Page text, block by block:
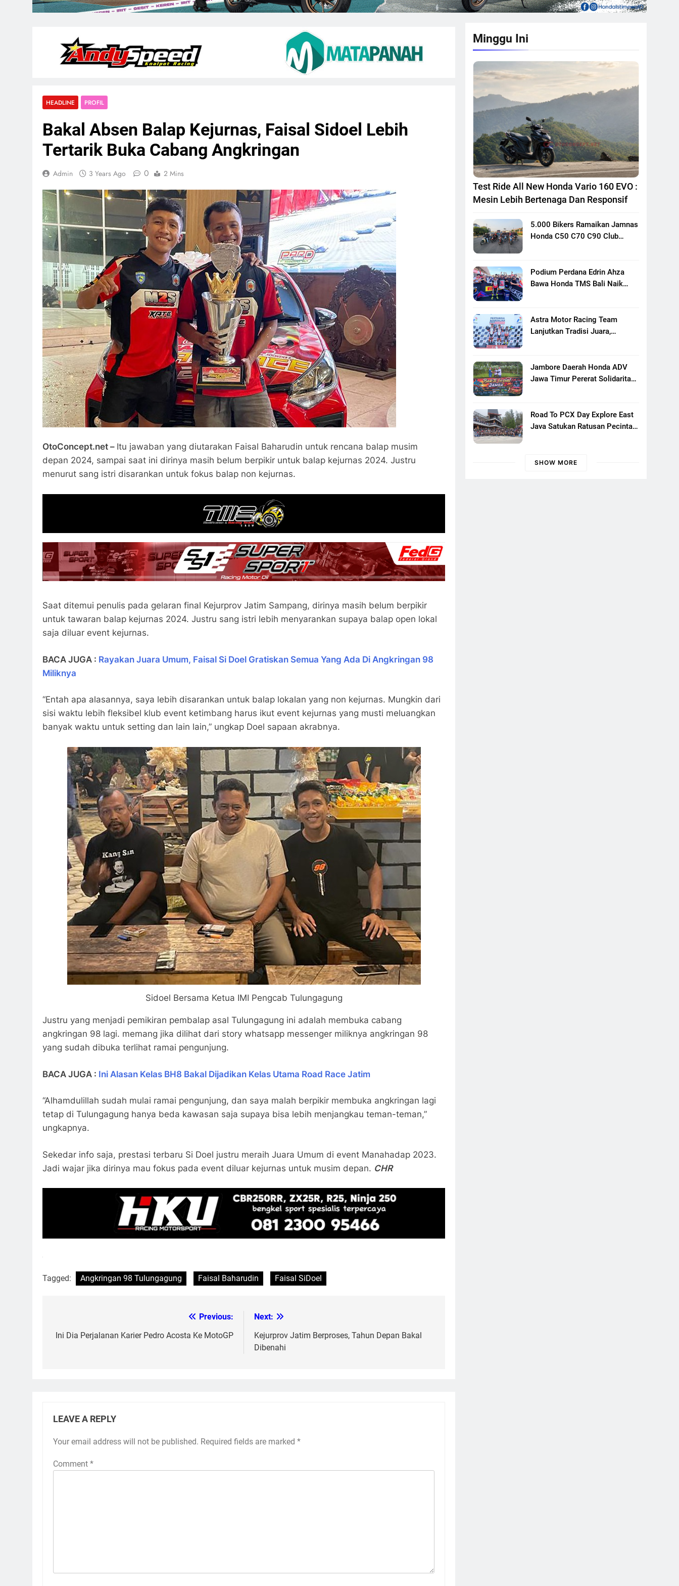
HEADLINE PROFIL
Bakal Absen Balap Kejurnas, Faisal Sidoel Lebih
Tertarik Buka Cabang Angkringan
Admin 3 Years Ago 0 2 Mins
OtoConcept.net – Itu jawaban yang diutarakan Faisal Baharudin untuk rencana balap musim
depan 2024, sampai saat ini dirinya masih belum berpikir untuk balap kejurnas 2024. Justru
menurut sang istri disarankan untuk fokus balap non kejurnas.
Saat ditemui penulis pada gelaran final Kejurprov Jatim Sampang, dirinya masih belum berpikir
untuk tawaran balap kejurnas 2024. Justru sang istri lebih menyarankan supaya balap open lokal
saja diluar event kejurnas.
BACA JUGA : Rayakan Juara Umum, Faisal Si Doel Gratiskan Semua Yang Ada Di Angkringan 98
Miliknya
“Entah apa alasannya, saya lebih disarankan untuk balap lokalan yang non kejurnas. Mungkin dari
sisi waktu lebih fleksibel klub event ketimbang harus ikut event kejurnas yang musti meluangkan
banyak waktu untuk setting dan lain lain,” ungkap Doel sapaan akrabnya.
Sidoel Bersama Ketua IMI Pengcab Tulungagung
Justru yang menjadi pemikiran pembalap asal Tulungagung ini adalah membuka cabang
angkringan 98 lagi. memang jika dilihat dari story whatsapp messenger miliknya angkringan 98
yang sudah dibuka terlihat ramai pengunjung.
BACA JUGA : Ini Alasan Kelas BH8 Bakal Dijadikan Kelas Utama Road Race Jatim
“Alhamdulillah sudah mulai ramai pengunjung, dan saya malah berpikir membuka angkringan lagi
tetap di Tulungagung hanya beda kawasan saja supaya bisa lebih menjangkau teman-teman,”
ungkapnya.
Sekedar info saja, prestasi terbaru Si Doel justru meraih Juara Umum di event Manahadap 2023.
Jadi wajar jika dirinya mau fokus pada event diluar kejurnas untuk musim depan. CHR
Faisal Baharudin Faisal SiDoel
LEAVE A REPLY
Minggu Ini
Test Ride All New Honda Vario 160 EVO :
Mesin Lebih Bertenaga Dan Responsif
5.000 Bikers Ramaikan Jamnas
Honda C50 C70 C90 Club
Motor Klasik Honda
Podium Perdana Edrin Ahza
Bawa Honda TMS Bali Naik
Astra Motor Racing Team
Lanjutkan Tradisi Juara,
Putaran Ke 3
Jambore Daerah Honda ADV
Jawa Timur Pererat Solidaritas
Banyuwangi
Road To PCX Day Explore East
Java Satukan Ratusan Pecinta
SHOW MORE